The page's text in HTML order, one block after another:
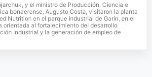
y el ministro de Producción, Ciencia e
bonaerense, Augusto Costa, visitaron la planta
Nutrition en el parque industrial de Garín, en el
orientada al fortalecimiento del desarrollo
industrial y la generación de empleo de